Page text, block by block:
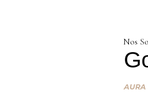
Nos
AURA